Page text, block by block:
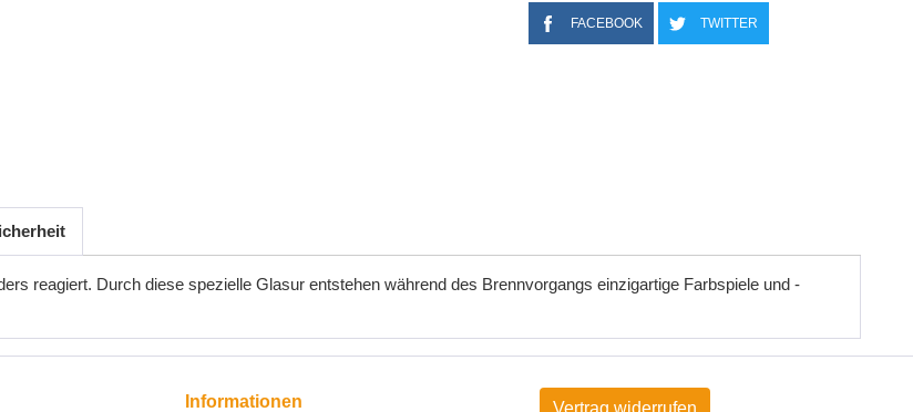
FACEBOOK TWITTER
reagiert. Durch diese spezielle Glasur entstehen während des Brennvorgangs einzigartige Farbspiele und -
Informationen